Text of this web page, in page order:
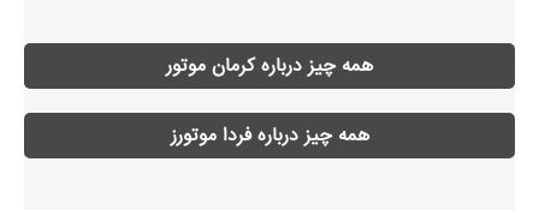
همه چیز درباره کرمان موتور
همه چیز درباره فردا موتورز